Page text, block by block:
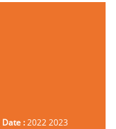
Date :20222023